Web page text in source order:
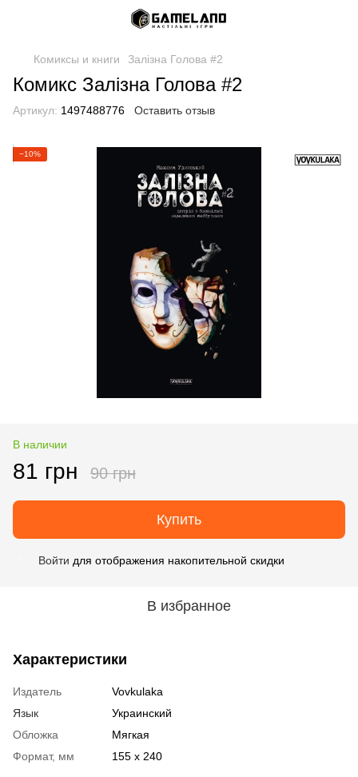
Комиксы и книги Залізна Голова #2
Комикс Залізна Голова #2
Артикул: 1497488776 Оставить отзыв
−10%
В наличии
81 грн 90 грн
Купить
Войти для отображения накопительной скидки
В избранное
Характеристики
Издатель
Vovkulaka
Язык
Украинский
Обложка
Мягкая
Формат, мм
155 х 240